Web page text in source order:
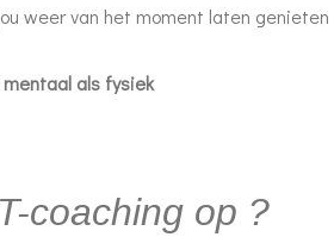
weer van het moment laten genieten
mentaal als fysiek
coaching op ?